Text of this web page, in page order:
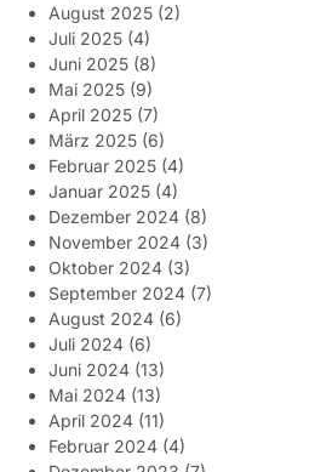
August 2025 (2)
Juli 2025 (4)
Juni 2025 (8)
Mai 2025 (9)
April 2025 (7)
März 2025 (6)
Februar 2025 (4)
Januar 2025 (4)
Dezember 2024 (8)
November 2024 (3)
Oktober 2024 (3)
September 2024 (7)
August 2024 (6)
Juli 2024 (6)
Juni 2024 (13)
Mai 2024 (13)
April 2024 (11)
Februar 2024 (4)